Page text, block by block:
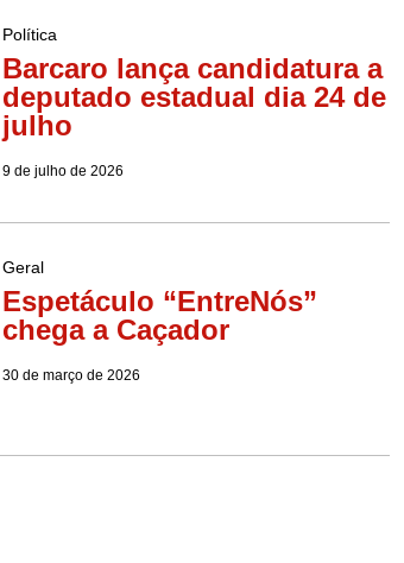
Política
Barcaro lança candidatura a
deputado estadual dia 24 de
julho
9 de julho de 2026
Geral
Espetáculo “EntreNós”
chega a Caçador
30 de março de 2026